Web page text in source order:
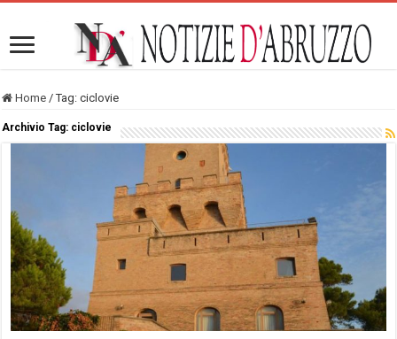
Home / Tag:ciclovie
Archivio Tag: ciclovie